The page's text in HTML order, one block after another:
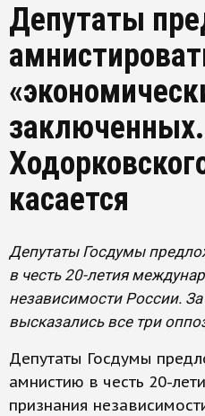
Депутаты
касается
Депутаты Госдумы
в честь 20-летия
независимости России.
высказались все три
Депутаты Госдумы
амнистию в честь 20-
признания